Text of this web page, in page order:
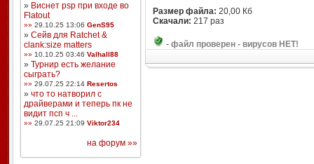
» Виснет psp при входе во
Flatout
»» 29.10.25 13:06 GenS95
» Сейв для Ratchet &
clank:size matters
»» 10.10.25 03:46 Valhall88
» Турнир есть желание
сыграть?
»» 29.07.25 22:14 Resertos
» что то натворил с
драйверами и теперь пк не
видит псп ч ...
»» 29.07.25 21:09 Viktor234
на форум »»
Размер файла: 20,00 Кб
Скачали: 217 раз
- файл проверен - вирусов НЕТ!